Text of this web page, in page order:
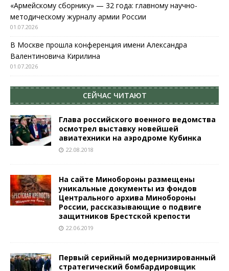
«Армейскому сборнику» — 32 года: главному научно-
методическому журналу армии России
01.07.2026
В Москве прошла конференция имени Александра
Валентиновича Кирилина
01.07.2026
СЕЙЧАС ЧИТАЮТ
Глава российского военного ведомства
осмотрел выставку новейшей
авиатехники на аэродроме Кубинка
22.08.2018
На сайте Минобороны размещены
уникальные документы из фондов
Центрального архива Минобороны
России, рассказывающие о подвиге
защитников Брестской крепости
22.06.2019
Первый серийный модернизированный
стратегический бомбардировщик